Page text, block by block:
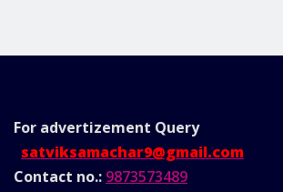
For advertizement Query
satviksamachar9@gmail.com
Contact no.: 9873573489